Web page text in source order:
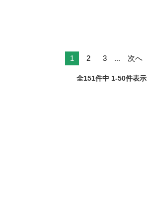
1 2 3 ... 次へ
全151件中 1-50件表示